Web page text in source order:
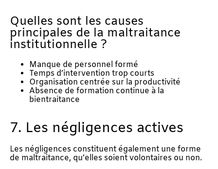
Quelles sont les causes
principales de la maltraitance
institutionnelle ?
Manque de personnel formé
Temps d’intervention trop courts
Organisation centrée sur la productivité
Absence de formation continue à la
bientraitance
7. Les négligences actives
Les négligences constituent également une forme
de maltraitance, qu’elles soient volontaires ou non.